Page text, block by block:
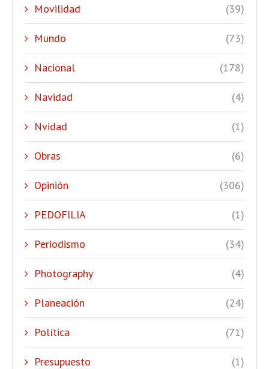
Movilidad (39)
Mundo (73)
Nacional (178)
Navidad (4)
Nvidad (1)
Obras (6)
Opinión (306)
PEDOFILIA (1)
Periodismo (34)
Photography (4)
Planeación (24)
Política (71)
Presupuesto (1)